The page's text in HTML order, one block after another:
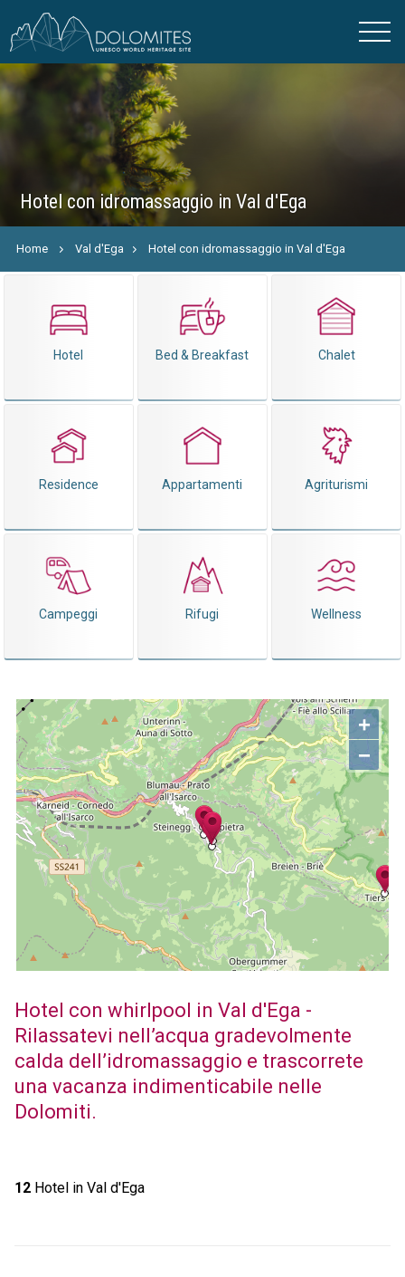
Hotel con idromassaggio in Val d'Ega
Home Val d'Ega Hotel con idromassaggio in Val d'Ega
Hotel Bed & Breakfast Chalet
Residence Appartamenti Agriturismi
Campeggi Rifugi Wellness
+
−
Hotel con whirlpool in Val d'Ega -
Rilassatevi nell’acqua gradevolmente
calda dell’idromassaggio e trascorrete
una vacanza indimenticabile nelle
Dolomiti.
12Hotel in Val d'Ega